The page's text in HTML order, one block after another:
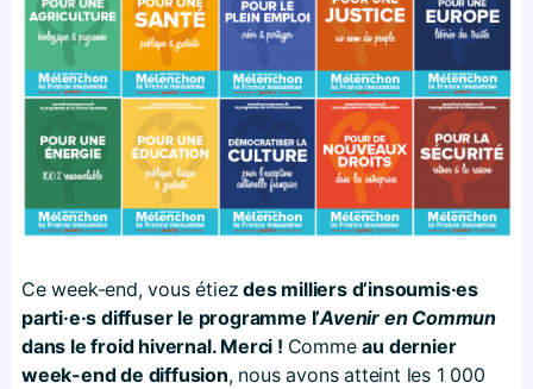
Ce week-end, vous étiez des milliers d’insoumis·es
parti·e·s diffuser le programme l’Avenir en Commun
dans le froid hivernal. Merci ! Commeau dernier
week-end de diffusion, nous avons atteint les 1 000